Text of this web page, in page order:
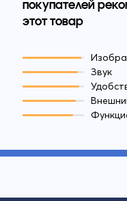
покупателей
этот товар
Звук